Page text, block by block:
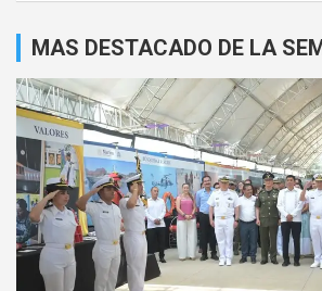
MAS DESTACADO DE LA